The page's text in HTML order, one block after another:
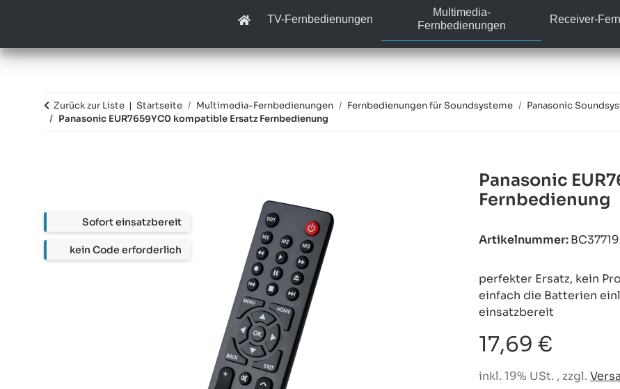
TV-Fernbedienungen
Multimedia-
Fernbedienungen
Receiver-
Zurück zur Liste Startseite Multimedia-Fernbedienungen Fernbedienungen für Soundsysteme
Panasonic
Panasonic EUR7659YC0 kompatible Ersatz Fernbedienung
Panasonic
Fernbedienung
Artikelnummer:
perfekter Ersatz, kein
einfach die Batterien
einsatzbereit
17,69 €
inkl. 19% USt. , zzgl.